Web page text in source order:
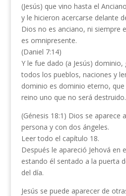
(Jesús) que vino hasta el
y le hicieron acercarse delante
Dios no es anciano, ni siempre
es omnipresente.
(Daniel 7:14)
Y le fue dado (a Jesús)
todos los pueblos, naciones y
dominio es dominio eterno, que
reino uno que no será destruido.
(Génesis 18:1) Dios se aparece
persona y con dos ángeles.
Leer todo el capítulo 18.
Después le apareció Jehová en
estando él sentado a la puerta
del día.
Jesús se puede aparecer de